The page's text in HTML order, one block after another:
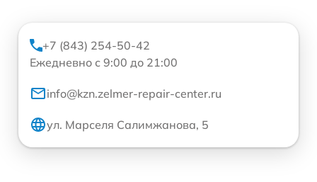
+7 (843) 254-50-42
Ежедневно с 9:00 до 21:00
info@kzn.zelmer-repair-center.ru
ул. Марселя Салимжанова, 5